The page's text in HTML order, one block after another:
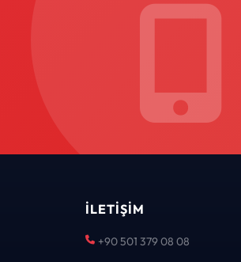
İLETIŞIM
+90 501 379 08 08